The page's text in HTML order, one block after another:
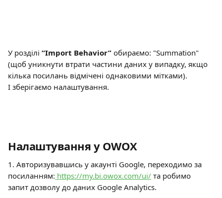
У розділі “Import Behavior” обираємо: "Summation"
(щоб уникнути втрати частини даних у випадку, якщо
кілька посилань відмічені однаковими мітками).
І зберігаємо налаштування.
Налаштування у OWOX
1. Авторизувавшись у акаунті Google, переходимо за
посиланням: https://my.bi.owox.com/ui/ та робимо
запит дозволу до даних Google Analytics.